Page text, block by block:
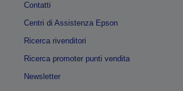
Contatti
Centri di Assistenza Epson
Ricerca rivenditori
Ricerca promoter punti vendita
Newsletter